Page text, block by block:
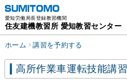
愛知労働局長登録教習機関
住友建機教習所 愛知教習センター
ホーム 講習を予約する
高所作業車運転技能講習